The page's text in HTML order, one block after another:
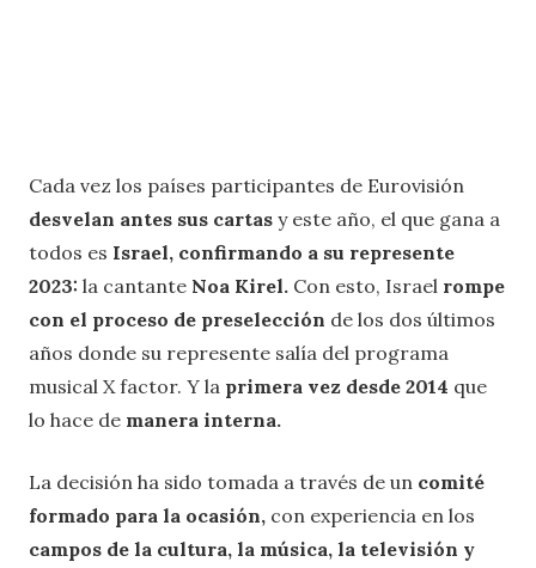
Cada vez los países participantes de Eurovisión
desvelan antes sus cartas y este año, el que gana a
todos es Israel, confirmando a su represente
2023: la cantante Noa Kirel. Con esto, Israel rompe
con el proceso de preselección de los dos últimos
años donde su represente salía del programa
musical X factor. Y la primera vez desde 2014 que
lo hace de manera interna.
La decisión ha sido tomada a través de un comité
formado para la ocasión, con experiencia en los
campos de la cultura, la música, la televisión y